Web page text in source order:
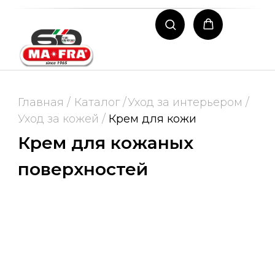
Крем для кожаных
поверхностей
Крем для кожи
Каталог /
Главная /
Уход за кожей /
Уход за интерьером /